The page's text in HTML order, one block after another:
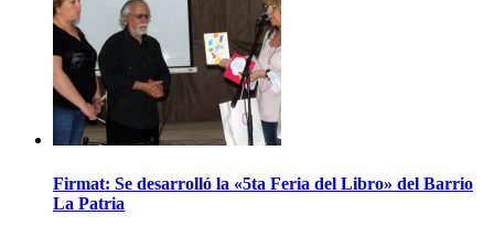
Firmat: Se desarrolló la «5ta Feria del Libro» del Barrio
La Patria